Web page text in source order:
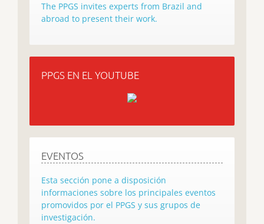
The PPGS invites experts from Brazil and
abroad to present their work.
PPGS EN EL YOUTUBE
EVENTOS
Esta sección pone a disposición
informaciones sobre los principales eventos
promovidos por el PPGS y sus grupos de
investigación.